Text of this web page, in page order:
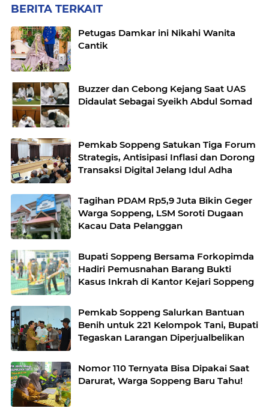
BERITA TERKAIT
Petugas Damkar ini Nikahi Wanita
Cantik
Buzzer dan Cebong Kejang Saat UAS
Didaulat Sebagai Syeikh Abdul Somad
Pemkab Soppeng Satukan Tiga Forum
Strategis, Antisipasi Inflasi dan Dorong
Transaksi Digital Jelang Idul Adha
Tagihan PDAM Rp5,9 Juta Bikin Geger
Warga Soppeng, LSM Soroti Dugaan
Kacau Data Pelanggan
Bupati Soppeng Bersama Forkopimda
Hadiri Pemusnahan Barang Bukti
Kasus Inkrah di Kantor Kejari Soppeng
Pemkab Soppeng Salurkan Bantuan
Benih untuk 221 Kelompok Tani, Bupati
Tegaskan Larangan Diperjualbelikan
Nomor 110 Ternyata Bisa Dipakai Saat
Darurat, Warga Soppeng Baru Tahu!